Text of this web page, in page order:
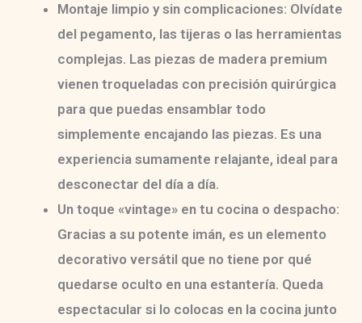
Montaje limpio y sin complicaciones: Olvídate
del pegamento, las tijeras o las herramientas
complejas. Las piezas de madera premium
vienen troqueladas con precisión quirúrgica
para que puedas ensamblar todo
simplemente encajando las piezas. Es una
experiencia sumamente relajante, ideal para
desconectar del día a día.
Un toque «vintage» en tu cocina o despacho:
Gracias a su potente imán, es un elemento
decorativo versátil que no tiene por qué
quedarse oculto en una estantería. Queda
espectacular si lo colocas en la cocina junto